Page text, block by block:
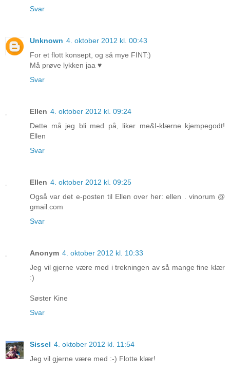
Svar
Unknown 4. oktober 2012 kl. 00:43
For et flott konsept, og så mye FINT:)
Må prøve lykken jaa ♥
Svar
Ellen 4. oktober 2012 kl. 09:24
Dette må jeg bli med på, liker me&I-klærne kjempegodt!
Ellen
Svar
Ellen 4. oktober 2012 kl. 09:25
Også var det e-posten til Ellen over her: ellen . vinorum @
gmail.com
Svar
Anonym 4. oktober 2012 kl. 10:33
Jeg vil gjerne være med i trekningen av så mange fine klær
:)
Søster Kine
Svar
Sissel 4. oktober 2012 kl. 11:54
Jeg vil gjerne være med :-) Flotte klær!